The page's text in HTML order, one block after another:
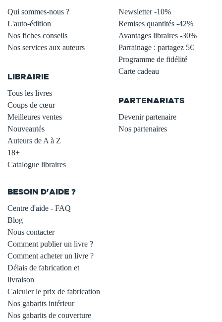
Qui sommes-nous ?
L'auto-édition
Nos fiches conseils
Nos services aux auteurs
LIBRAIRIE
Tous les livres
Coups de cœur
Meilleures ventes
Nouveautés
Auteurs de A à Z
18+
Catalogue libraires
Newsletter -10%
Remises quantités -42%
Avantages libraires -30%
Parrainage : partagez 5€
Programme de fidélité
Carte cadeau
PARTENARIATS
Devenir partenaire
Nos partenaires
BESOIN D'AIDE ?
Centre d'aide - FAQ
Blog
Nous contacter
Comment publier un livre ?
Comment acheter un livre ?
Délais de fabrication et
livraison
Calculer le prix de fabrication
Nos gabarits intérieur
Nos gabarits de couverture